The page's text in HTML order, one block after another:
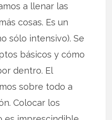
a llenar las
cosas. Es un
sólo intensivo). Se
básicos y cómo
dentro. El
sobre todo a
Colocar los